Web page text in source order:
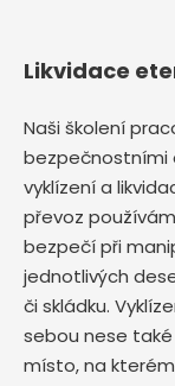
Likvidace
Naši školení
bezpečnostními
vyklízení a
převoz
bezpečí při
jednotlivých
či skládku.
sebou nese
místo, na